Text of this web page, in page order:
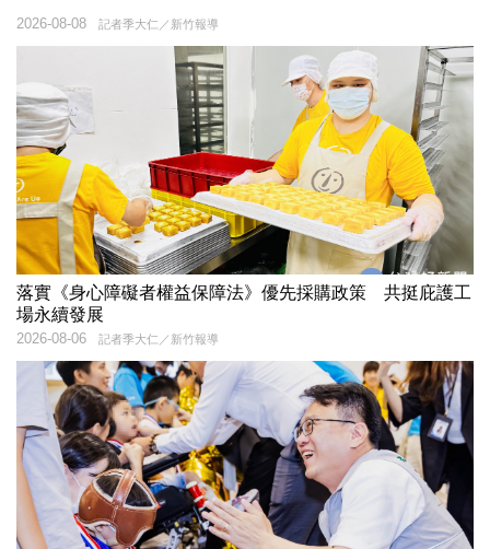
記者季大仁／新竹報導
2026-08-08
落實《身心障礙者權益保障法》優先採購政策 共挺庇護工
場永續發展
記者季大仁／新竹報導
2026-08-06